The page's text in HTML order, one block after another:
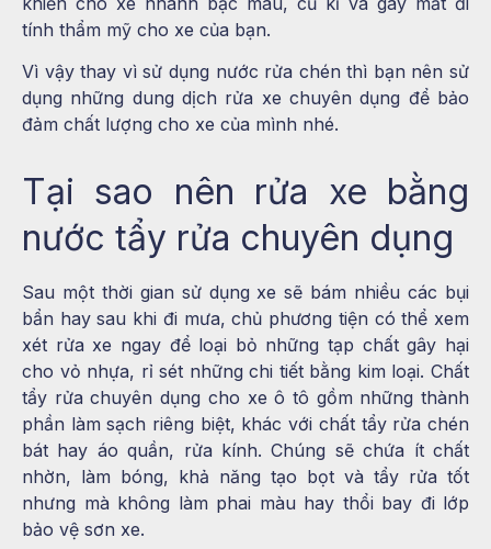
tính thẩm mỹ cho xe của bạn.
Vì vậy thay vì sử dụng nước rửa chén thì bạn nên sử
dụng những dung dịch rửa xe chuyên dụng để bảo
đảm chất lượng cho xe của mình nhé.
Tại sao nên rửa xe bằng
nước tẩy rửa chuyên dụng
Sau một thời gian sử dụng xe sẽ bám nhiều các bụi
bẩn hay sau khi đi mưa, chủ phương tiện có thể xem
xét rửa xe ngay để loại bỏ những tạp chất gây hại
cho vỏ nhựa, rỉ sét những chi tiết bằng kim loại. Chất
tẩy rửa chuyên dụng cho xe ô tô gồm những thành
phần làm sạch riêng biệt, khác với chất tẩy rửa chén
bát hay áo quần, rửa kính. Chúng sẽ chứa ít chất
nhờn, làm bóng, khả năng tạo bọt và tẩy rửa tốt
nhưng mà không làm phai màu hay thổi bay đi lớp
bảo vệ sơn xe.